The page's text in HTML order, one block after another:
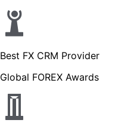
Best FX CRM Provider
Global FOREX Awards